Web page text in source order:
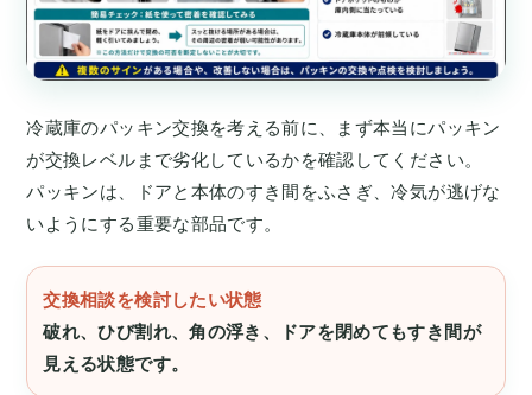
冷蔵庫のパッキン交換を考える前に、まず本当にパッキン
が交換レベルまで劣化しているかを確認してください。
パッキンは、ドアと本体のすき間をふさぎ、冷気が逃げな
いようにする重要な部品です。
交換相談を検討したい状態
破れ、ひび割れ、角の浮き、ドアを閉めてもすき間が
見える状態です。